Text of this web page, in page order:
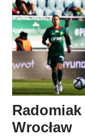
Radomiak
Wrocław